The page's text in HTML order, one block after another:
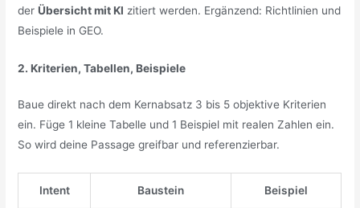
derÜbersicht mit KI zitiert werden. Ergänzend: Richtlinien und
Beispiele in GEO.
2. Kriterien, Tabellen, Beispiele
Baue direkt nach dem Kernabsatz 3 bis 5 objektive Kriterien
ein. Füge 1 kleine Tabelle und 1 Beispiel mit realen Zahlen ein.
So wird deine Passage greifbar und referenzierbar.
Intent Baustein Beispiel